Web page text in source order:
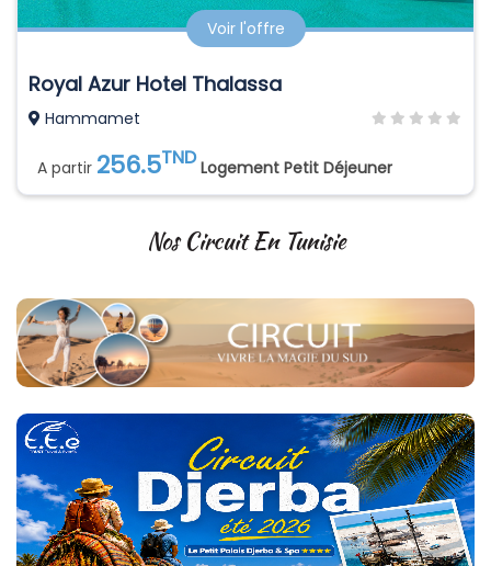
Voir l'offre
Royal Azur Hotel Thalassa
Hammamet
A partir 256.5TND Logement Petit Déjeuner
Nos Circuit En Tunisie